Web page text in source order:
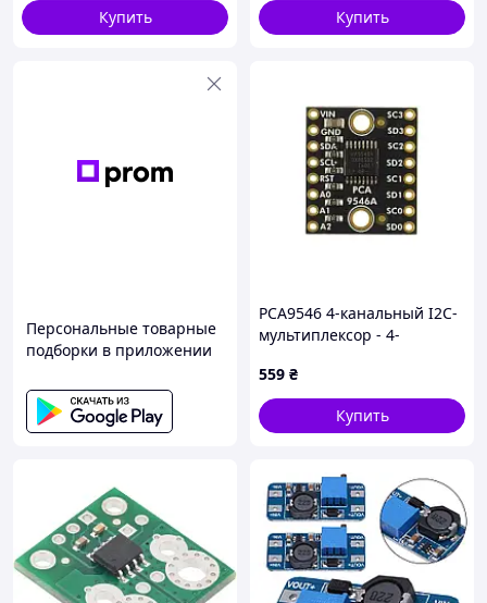
Купить
Купить
Персональные товарные
подборки в приложении
PCA9546 4-канальный I2C-
мультиплексор - 4-
расширитель
559 ₴
Купить